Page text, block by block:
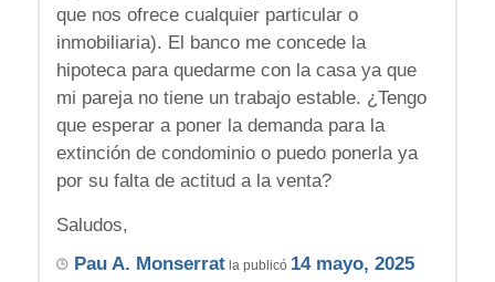
que nos ofrece cualquier particular o
inmobiliaria). El banco me concede la
hipoteca para quedarme con la casa ya que
mi pareja no tiene un trabajo estable. ¿Tengo
que esperar a poner la demanda para la
extinción de condominio o puedo ponerla ya
por su falta de actitud a la venta?
Saludos,
Pau A. Monserratla publicó 14 mayo, 2025